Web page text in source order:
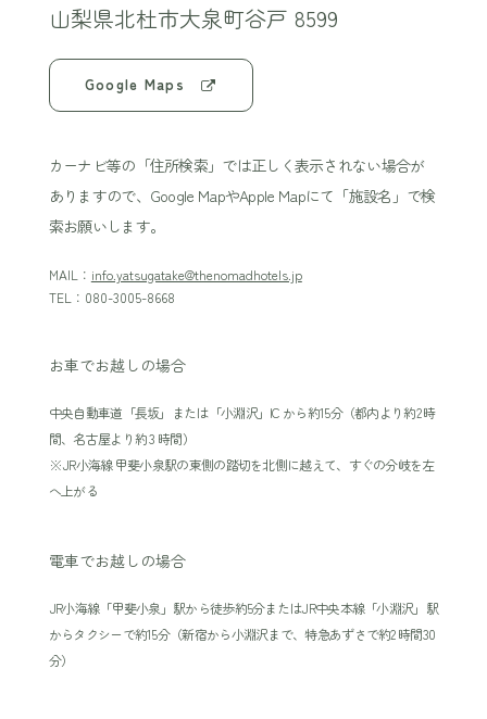
山梨県北杜市大泉町谷戸 8599
Google Maps
カーナビ等の「住所検索」では正しく表示されない場合が
ありますので、Google MapやApple Mapにて「施設名」で検
索お願いします。
MAIL： info.yatsugatake@thenomadhotels.jp
TEL：080-3005-8668
お車でお越しの場合
中央自動車道「長坂」または「小淵沢」IC から約15分（都内より約2 時
間、名古屋より約 3 時間）
※JR小海線 甲斐小泉駅の東側の踏切を北側に越えて、すぐの分岐を左
へ上がる
電車でお越しの場合
JR小海線「甲斐小泉」駅から徒歩約5分またはJR中央本線「小淵沢」駅
からタクシーで約15分（新宿から小淵沢まで、特急あずさで約2 時間30
分）